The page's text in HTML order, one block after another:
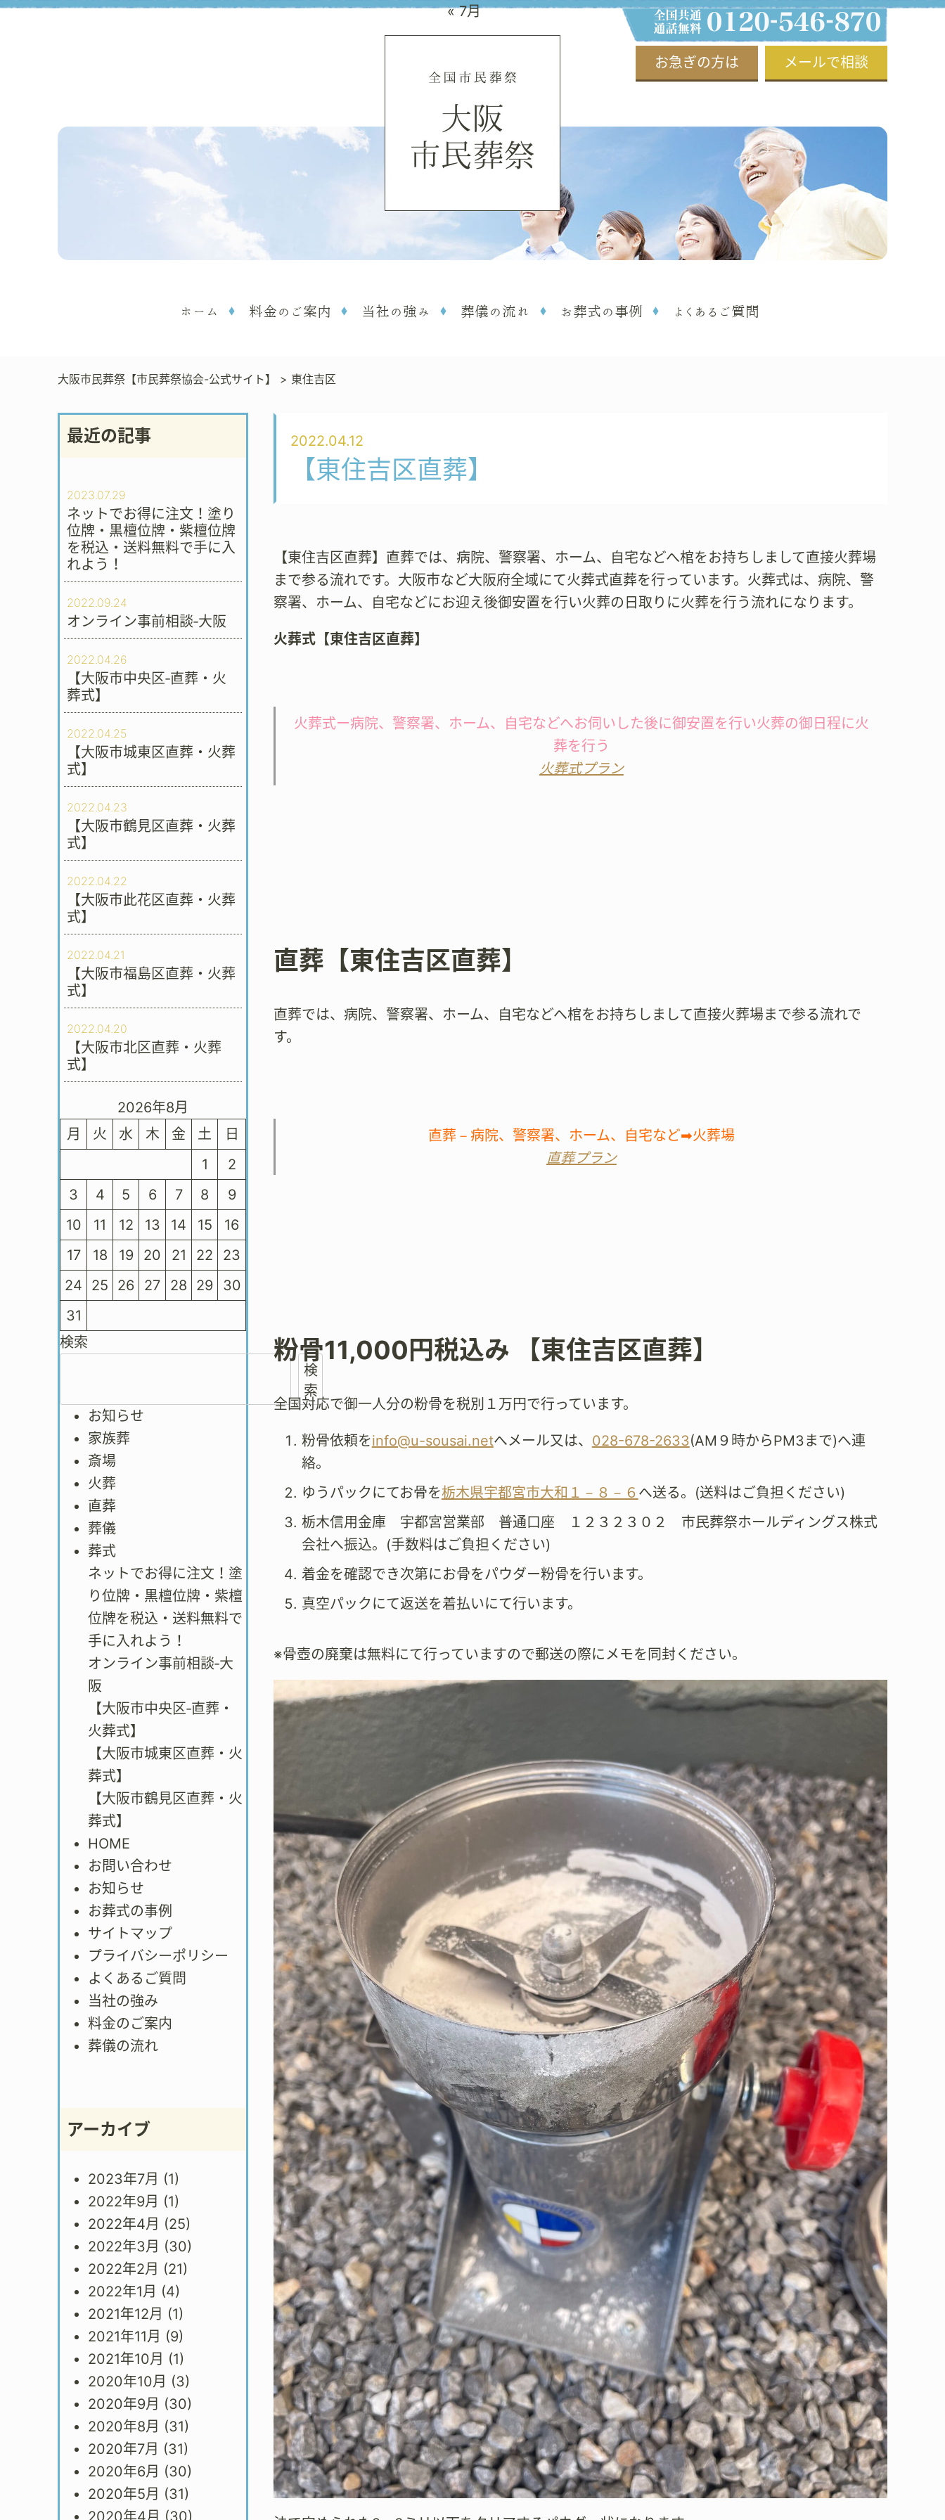
お急ぎの方は メールで相談
ホーム 料金のご案内 当社の強み 葬儀の流れ お葬式の事例 よくあるご質問
大阪市民葬祭【市民葬祭協会-公式サイト】 > 東住吉区
最近の記事
2023.07.29
ネットでお得に注文！塗り
位牌・黒檀位牌・紫檀位牌
を税込・送料無料で手に入
れよう！
2022.09.24
オンライン事前相談‐大阪
2022.04.26
【大阪市中央区‐直葬・火
葬式】
2022.04.25
【大阪市城東区直葬・火葬
式】
2022.04.23
【大阪市鶴見区直葬・火葬
式】
2022.04.22
【大阪市此花区直葬・火葬
式】
2022.04.21
【大阪市福島区直葬・火葬
式】
2022.04.20
【大阪市北区直葬・火葬
式】
2026年8月
月
火 水 木 金 土
日
1
2
3
4 5 6 7 8
9
10
11 12 13 14 15
16
17
18 19 20 21 22
23
24
25 26 27 28 29
30
31
« 7月
検索
検
索
お知らせ
家族葬
斎場
火葬
直葬
葬儀
葬式
ネットでお得に注文！塗
り位牌・黒檀位牌・紫檀
位牌を税込・送料無料で
手に入れよう！
オンライン事前相談‐大
阪
【大阪市中央区‐直葬・
火葬式】
【大阪市城東区直葬・火
葬式】
【大阪市鶴見区直葬・火
葬式】
HOME
お問い合わせ
お知らせ
お葬式の事例
サイトマップ
プライバシーポリシー
よくあるご質問
当社の強み
料金のご案内
葬儀の流れ
アーカイブ
2023年7月 (1)
2022年9月 (1)
2022年4月 (25)
2022年3月 (30)
2022年2月 (21)
2022年1月 (4)
2021年12月 (1)
2021年11月 (9)
2021年10月 (1)
2020年10月 (3)
2020年9月 (30)
2020年8月 (31)
2020年7月 (31)
2020年6月 (30)
2020年5月 (31)
2022.04.12
【東住吉区直葬】
【東住吉区直葬】直葬では、病院、警察署、ホーム、自宅などへ棺をお持ちしまして直接火葬場
まで参る流れです。大阪市など大阪府全域にて火葬式直葬を行っています。火葬式は、病院、警
察署、ホーム、自宅などにお迎え後御安置を行い火葬の日取りに火葬を行う流れになります。
火葬式【東住吉区直葬】
火葬式ー病院、警察署、ホーム、自宅などへお伺いした後に御安置を行い火葬の御日程に火
葬を行う
火葬式プラン
直葬【東住吉区直葬】
直葬では、病院、警察署、ホーム、自宅などへ棺をお持ちしまして直接火葬場まで参る流れで
す。
直葬－病院、警察署、ホーム、自宅など➡火葬場
直葬プラン
粉骨11,000円税込み 【東住吉区直葬】
全国対応で御一人分の粉骨を税別１万円で行っています。
粉骨依頼をinfo@u-sousai.netへメール又は、 028-678-2633(AM９時からPM3まで)へ連
絡。
ゆうパックにてお骨を栃木県宇都宮市大和１－８－６ へ送る。(送料はご負担ください)
栃木信用金庫 宇都宮営業部 普通口座 １２３２３０２ 市民葬祭ホールディングス株式
会社へ振込。(手数料はご負担ください)
着金を確認でき次第にお骨をパウダー粉骨を行います。
真空パックにて返送を着払いにて行います。
※骨壺の廃棄は無料にて行っていますので郵送の際にメモを同封ください。